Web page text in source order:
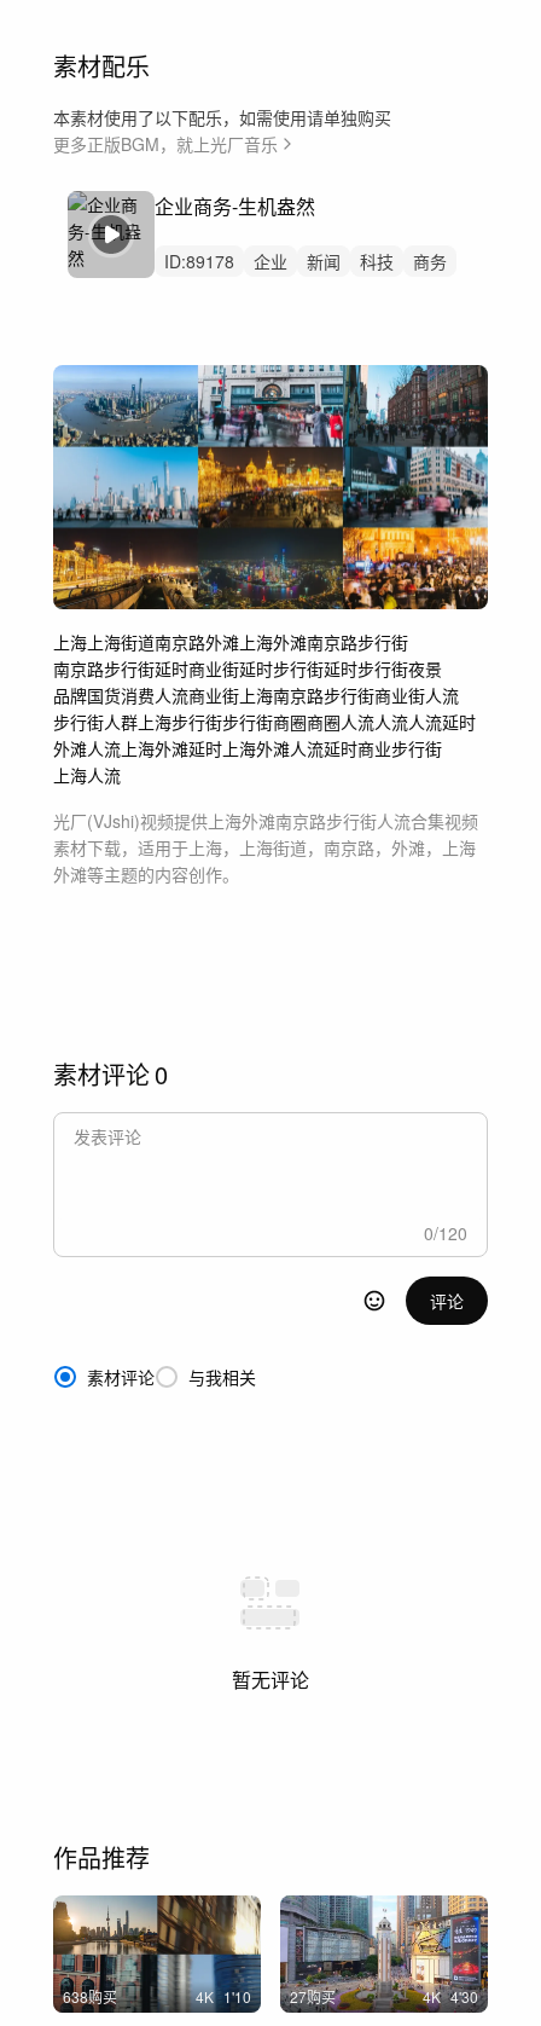
素材配乐
本素材使用了以下配乐，如需使用请单独购买
更多正版BGM，就上光厂音乐
企业商务-生机盎然
ID:89178 企业 新闻 科技
商务
上海 上海街道南京路外滩 上海外滩南京路步行街
南京路步行街延时商业街延时步行街延时步行街夜景
品牌国货消费人流商业街 上海南京路步行街商业街人流
步行街人群 上海步行街步行街商圈商圈人流人流人流延时
外滩人流 上海外滩延时 上海外滩人流延时商业步行街
上海人流
光厂(VJshi)视频提供 上海外滩南京路步行街人流合集视频
素材下载，适用于 上海，上海街道，南京路，外滩，上海
外滩等主题的内容创作。
素材评论0
0/120
评论
素材评论 与我相关
暂无评论
作品推荐
638购买 4K 1'10 27购买 4K 4'30